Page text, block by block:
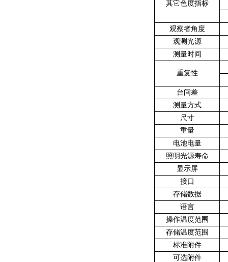
其它色度指标
观察者角度
观测光源
测量时间
重复性
台间差
测量方式
尺寸
重量
电池电量
照明光源寿命
显示屏
接口
存储数据
语言
操作温度范围
存储温度范围
标准附件
可选附件